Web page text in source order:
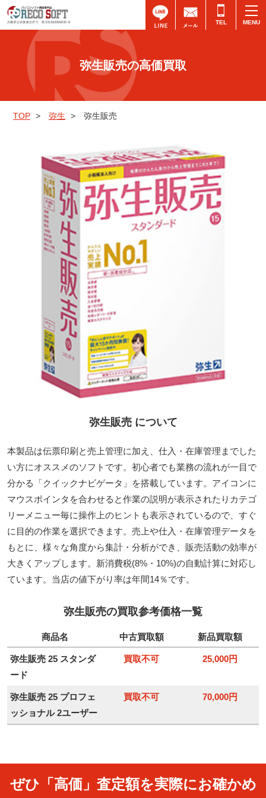
TEL
弥生販売の高価買取
TOP > 弥生 > 弥生販売
弥生販売 について
本製品は伝票印刷と売上管理に加え、仕入・在庫管理までした
い方にオススメのソフトです。初心者でも業務の流れが一目で
分かる「クイックナビゲータ」を搭載しています。アイコンに
マウスポインタを合わせると作業の説明が表示されたりカテゴ
リーメニュー毎に操作上のヒントも表示されているので、すぐ
に目的の作業を選択できます。売上や仕入・在庫管理データを
もとに、様々な角度から集計・分析ができ、販売活動の効率が
大きくアップします。新消費税(8%・10%)の自動計算に対応し
ています。当店の値下がり率は年間14％です。
弥生販売の買取参考価格一覧
商品名 中古買取額 新品買取額
弥生販売 25 スタンダ
ード
買取不可 25,000円
弥生販売 25 プロフェ
ッショナル 2ユーザー
買取不可 70,000円
ぜひ「高価」査定額を実際にお確かめ